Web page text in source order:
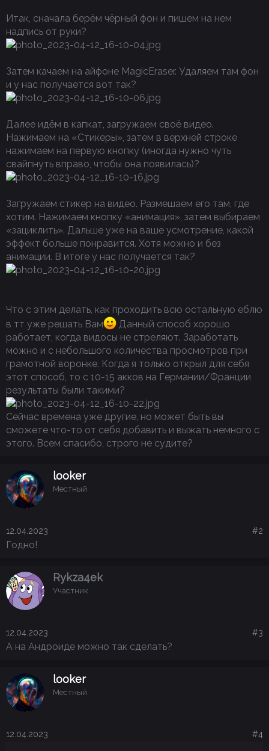
Итак, сначала берём чёрный фон и пишем на нем
надпись от руки?
Затем качаем на айфоне MagicEraser. Удаляем там фон
и у нас получается вот так?
Далее идём в капкат, загружаем своё видео.
Нажимаем на «Стикеры», затем в верхней строке
нажимаем на первую кнопку (иногда нужно чуть
свайпнуть вправо, чтобы она появилась)?
Загружаем стикер на видео. Размешаем его там, где
хотим. Нажимаем кнопку «анимация», затем выбираем
«зациклить». Дальше уже на ваше усмотрение, какой
эффект больше понравится. Хотя можно и без
анимации. В итоге у нас получается так?
Что с этим делать, как проходить всю остальную еблю
в тт уже решать Вам
Данный способ хорошо
работает, когда видосы не стреляют. Заработать
можно и с небольшого количества просмотров при
грамотной воронке. Когда я только открыл для себя
этот способ, то с 10-15 акков на Германии/Франции
результаты были такими?
Сейчас времена уже другие, но может быть вы
сможете что-то от себя добавить и выжать немного с
этого. Всем спасибо, строго не судите?
looker
Местный
12.04.2023 #2
Годно!
Rykza4ek
Участник
12.04.2023 #3
А на Андроиде можно так сделать?
looker
Местный
12.04.2023 #4